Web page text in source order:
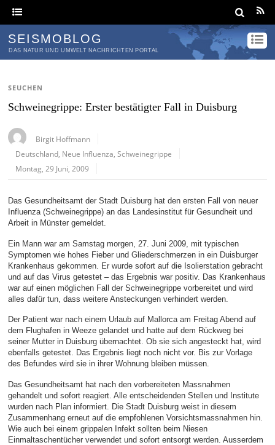
SEISMOBLOG
DAS NATUR UND UMWELT NACHRICHTEN PORTAL
SEUCHEN
Schweinegrippe: Erster bestätigter Fall in Duisburg
Birgit Hoffmann
Deutschland Neue Influenza ,Schweinegrippe
Montag, 29 Juni, 2009
Das Gesundheitsamt der Stadt Duisburg hat den ersten Fall von neuer
Influenza (Schweinegrippe) an das Landesinstitut für Gesundheit und
Arbeit in Münster gemeldet.
Ein Mann war am Samstag morgen, 27. Juni 2009, mit typischen
Symptomen wie hohes Fieber und Gliederschmerzen in ein Duisburger
Krankenhaus gekommen. Er wurde sofort auf die Isolierstation gebracht
und auf das Virus getestet – das Ergebnis war positiv. Das Krankenhaus
war auf einen möglichen Fall der Schweinegrippe vorbereitet und wird
alles dafür tun, dass weitere Ansteckungen verhindert werden.
Der Patient war nach einem Urlaub auf Mallorca am Freitag Abend auf
dem Flughafen in Weeze gelandet und hatte auf dem Rückweg bei
seiner Mutter in Duisburg übernachtet. Ob sie sich angesteckt hat, wird
ebenfalls getestet. Das Ergebnis liegt noch nicht vor. Bis zur Vorlage
des Befundes wird sie in ihrer Wohnung bleiben müssen.
Das Gesundheitsamt hat nach den vorbereiteten Massnahmen
gehandelt und sofort reagiert. Alle entscheidenden Stellen und Institute
wurden nach Plan informiert. Die Stadt Duisburg weist in diesem
Zusammenhang erneut auf die empfohlenen Vorsichtsmassnahmen hin.
Wie auch bei einem grippalen Infekt sollten beim Niesen
Einmaltaschentücher verwendet und sofort entsorgt werden. Ausserdem